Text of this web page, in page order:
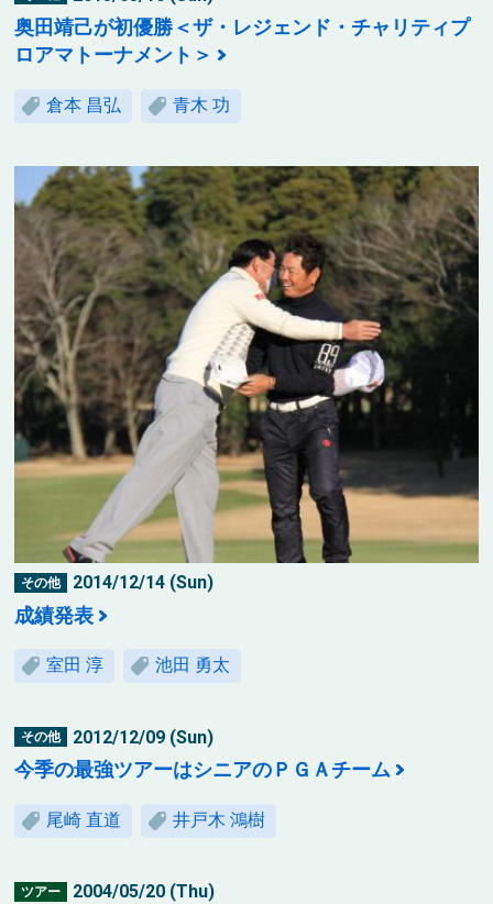
奥田靖己が初優勝＜ザ・レジェンド・チャリティプ
ロアマトーナメント＞
倉本 昌弘 青木 功
その他 2014/12/14 (Sun)
成績発表
室田 淳 池田 勇太
その他 2012/12/09 (Sun)
今季の最強ツアーはシニアのＰＧＡチーム
尾崎 直道 井戸木 鴻樹
ツアー
2004/05/20 (Thu)